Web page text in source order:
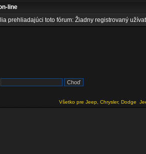
line
prehliadajúci toto fórum: Žiadny registrovaný
Všetko pre Jeep, Chrysler, Dodge